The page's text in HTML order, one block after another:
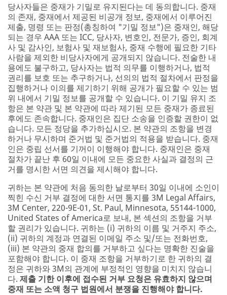
당사자들은 중재가 기밀로 유지된다는 데 동의합니다. 중재
의 존재, 중재에서 제공된 비공개 정보, 중재에서 이루어진
제출, 명령 또는 판정(총칭하여 "기밀 정보")은 중재인, 해당
되는 경우 AAA 또는 ICC, 당사자, 변호인, 전문가, 증인, 회계
사 및 감사인, 보험사 및 재보험사, 중재 수행에 필요한 기타
사람을 제외한 비당사자에게 공개되지 않습니다. 전술한 내
용에도 불구하고, 당사자는 법적 의무를 이행하거나, 법적
권리를 보호 또는 추구하거나, 선의의 법적 절차에서 판정을
집행하거나 이의를 제기하기 위해 공개가 필요할 수 있는 범
위 내에서 기밀 정보를 공개할 수 있습니다. 이 기밀 유지 조
항은 본 약관 및 본 약관에 따라 제기된 모든 중재가 종료된
후에도 존속합니다. 중재인은 집단 소송을 인증할 권한이 없
습니다. 모든 정당을 추가하십시오. 본 약관의 조항을 변경
하거나 무시하며 준거법 및 준거법의 적용을 받습니다. 중재
인은 중립 선서를 기꺼이 이행해야 합니다. 중재인은 중재
절차가 끝난 후 60일 이내에 모든 중요한 사실과 결정의 근
거를 명시한 서면 의견을 제시해야 합니다.
귀하는 본 약관에 처음 동의한 날로부터 30일 이내에 소인이
찍힌 수신 거부 결정에 대한 서면 통지를 3M Legal Affairs,
3M Center, 220-9E-01, St. Paul, Minnesota, 55144-1000,
United States of America로 보내, 본 섹션의 조항을 거부
할 권리가 있습니다. 귀하는 (i) 귀하의 이름 및 거주지 주소,
(ii) 귀하의 계정과 연결된 이메일 주소 및/또는 전화번호,
(iii) 본 약관의 중재 합의를 거부하고 싶다는 명확한 진술을
포함해야 합니다. 이 중재 조항을 거부하기로 한 귀하의 결
정은 귀하와 3M의 관계에 부정적인 영향을 미치지 않습니
다. 제출 기한 이후에 접수된 거부 요청은 유효하지 않으며
중재 또는 소액 청구 법원에서 분쟁을 진행해야 합니다.